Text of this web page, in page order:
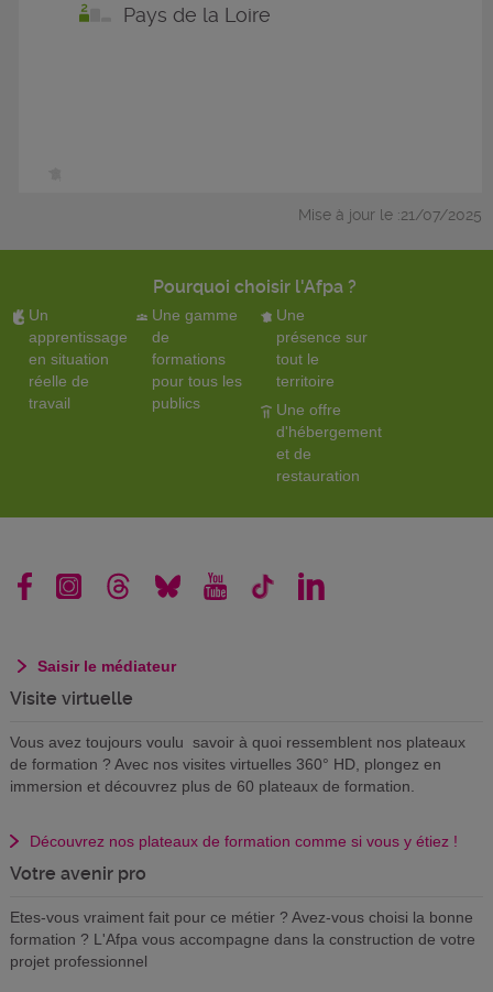
Pays de la Loire
Mise à jour le :21/07/2025
Pourquoi choisir l'Afpa ?
Un
apprentissage
en situation
réelle de
travail
Une gamme
de
formations
pour tous les
publics
Une
présence sur
tout le
territoire
Une offre
d'hébergement
et de
restauration
Saisir le médiateur
Visite virtuelle
Vous avez toujours voulu savoir à quoi ressemblent nos plateaux
de formation ? Avec nos visites virtuelles 360° HD, plongez en
immersion et découvrez plus de 60 plateaux de formation.
Découvrez nos plateaux de formation comme si vous y étiez !
Votre avenir pro
Etes-vous vraiment fait pour ce métier ? Avez-vous choisi la bonne
formation ? L'Afpa vous accompagne dans la construction de votre
projet professionnel